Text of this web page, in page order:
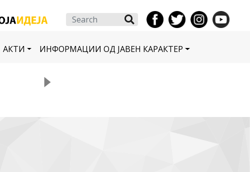
Search
АКТИ ИНФОРМАЦИИ ОД ЈАВЕН КАРАКТЕР